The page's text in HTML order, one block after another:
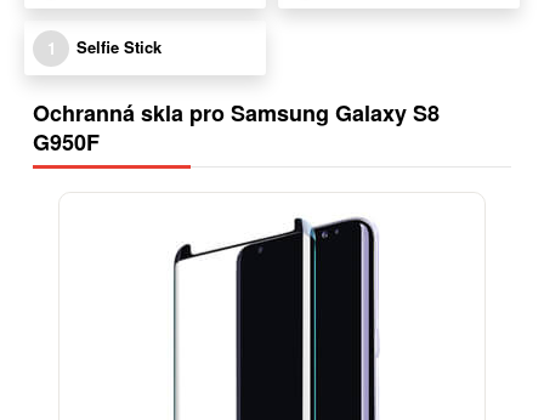
1 Selfie Stick
Ochranná skla pro Samsung Galaxy S8
G950F